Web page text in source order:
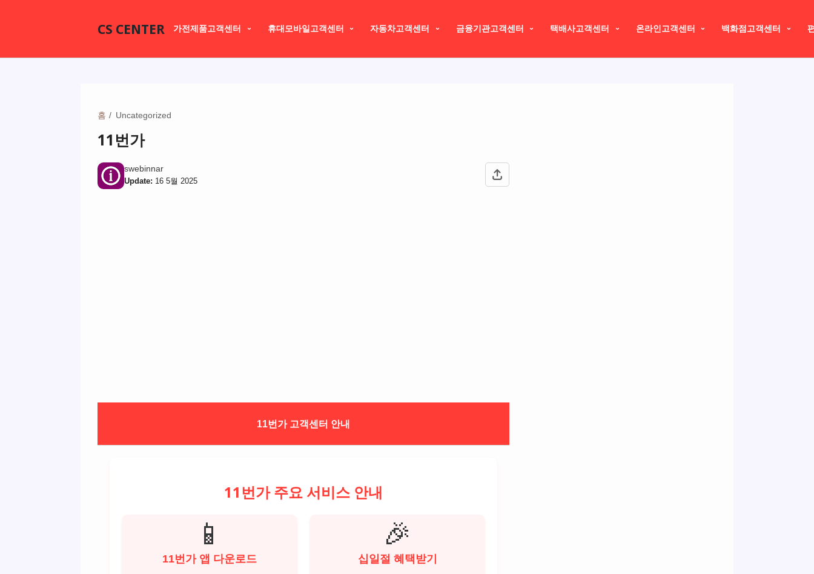
CS CENTER 가전제품고객센터 휴대모바일고객센터 자동차고객센터 금융기관고객센터 택배사고객센터 온라인고객센터 백화점고객센터
홈 Uncategorized
11번가
swebinnar
Update: 16 5월 2025
11번가 고객센터 안내
11번가 주요 서비스 안내
📱
11번가 앱 다운로드
🎉
십일절 혜택받기